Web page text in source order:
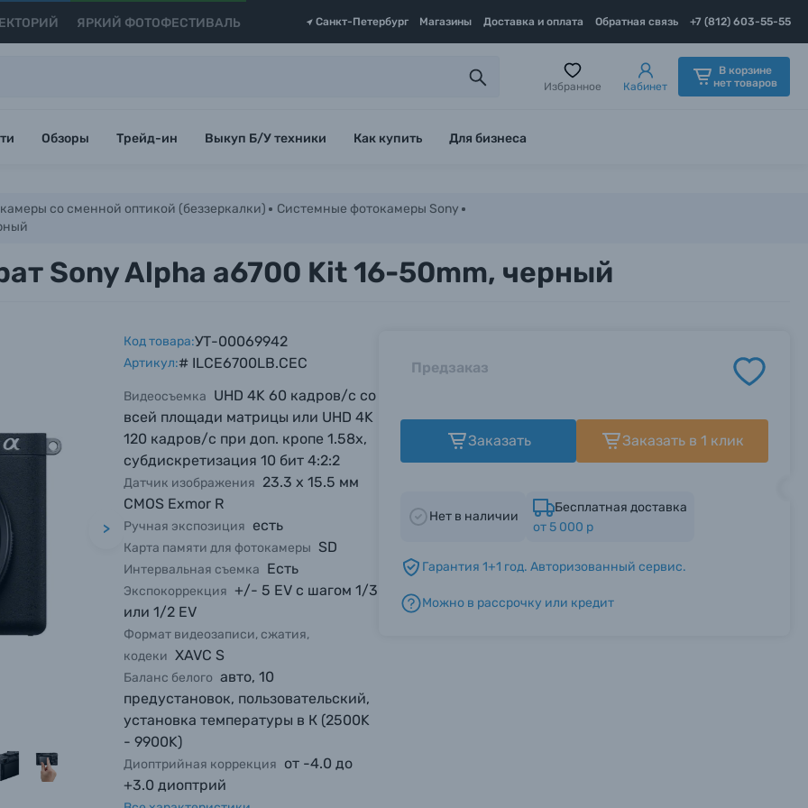
ЯРКИЙ ФОТОФЕСТИВАЛЬ Санкт-Петербург Магазины Доставка и оплата Обратная связь +7 (812) 603-55-55
Избранное Кабинет
В корзине
нет товаров
Обзоры Трейд-ин Выкуп Б/У техники Как купить Для бизнеса
со сменной оптикой (беззеркалки)
Системные фотокамеры Sony
Sony Alpha a6700 Kit 16-50mm, черный
>
Код товара:УТ-00069942
Артикул:# ILCE6700LB.CEC
Видеосъемка UHD 4K 60 кадров/с со
всей площади матрицы или UHD 4K
120 кадров/с при доп. кропе 1.58х,
субдискретизация 10 бит 4:2:2
Датчик изображения 23.3 х 15.5 мм
CMOS Exmor R
Ручная экспозиция есть
Карта памяти для фотокамеры SD
Интервальная съемка Есть
Экспокоррекция +/- 5 EV с шагом 1/3
или 1/2 EV
Формат видеозаписи, сжатия,
кодеки XAVC S
Баланс белого авто, 10
предустановок, пользовательский,
установка температуры в К (2500K
- 9900K)
Диоптрийная коррекция от -4.0 до
+3.0 диоптрий
Предзаказ
Заказать Заказать в 1 клик
Нет в наличии
Бесплатная доставка
от 5 000 р
Гарантия 1+1 год. Авторизованный сервис.
Можно в рассрочку или кредит